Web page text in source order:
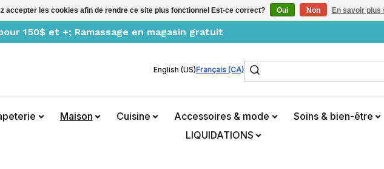
150$ et +; Ramassage en magasin gratuit
English (US)Français (CA)Rechercher
Maison Cuisine Accessoires & mode Soins & bien-être
LIQUIDATIONS
accepter les cookies afin de rendre ce site plus fonctionnel Est-ce correct? Oui Non En savoir plus